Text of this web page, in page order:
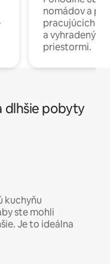
nomádov a
pracujúcich
a
priestormi.
dlhšie pobyty
kuchyňu
ste mohli
Je to ideálna